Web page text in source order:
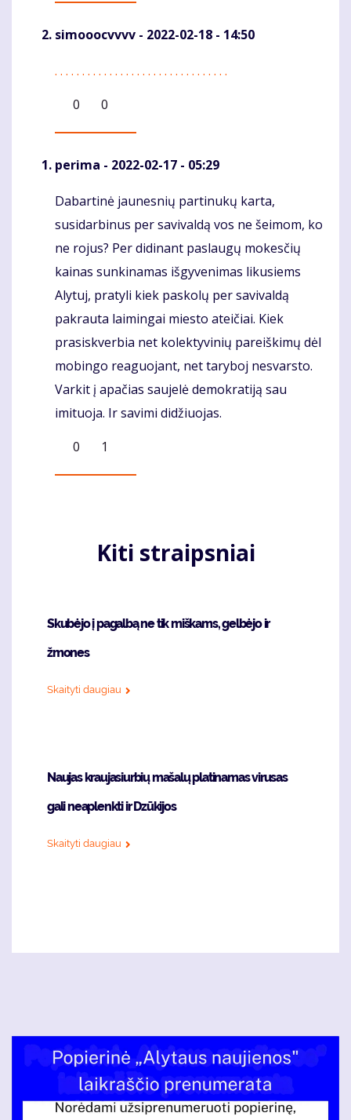
simooocvvvv - 2022-02-18 - 14:50
Komentaras
. . . . . . . . . . . . . . . . . . . . . . . . . . . . . . . .
0
0
perima - 2022-02-17 - 05:29
Komentaras
Dabartinė jaunesnių partinukų karta,
susidarbinus per savivaldą vos ne šeimom, ko
ne rojus? Per didinant paslaugų mokesčių
kainas sunkinamas išgyvenimas likusiems
Alytuj, pratyli kiek paskolų per savivaldą
pakrauta laimingai miesto ateičiai. Kiek
prasiskverbia net kolektyvinių pareiškimų dėl
mobingo reaguojant, net taryboj nesvarsto.
Varkit į apačias saujelė demokratiją sau
imituoja. Ir savimi didžiuojas.
0
1
Kiti straipsniai
Skubėjo į pagalbą ne tik miškams, gelbėjo ir
žmones
Skaityti daugiau
Naujas kraujasiurbių mašalų platinamas virusas
gali neaplenkti ir Dzūkijos
Skaityti daugiau